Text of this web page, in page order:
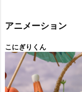
ー
アニメーション
こにぎりくん